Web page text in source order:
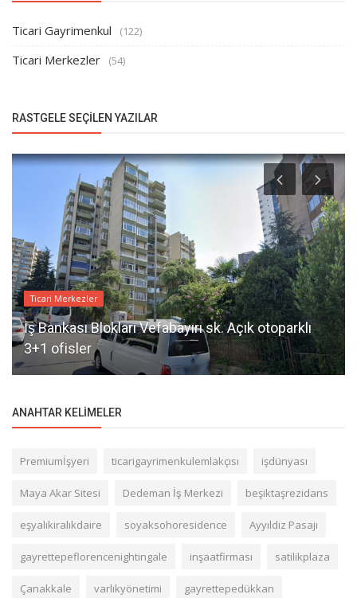
Ticari Gayrimenkul (122)
Ticari Merkezler (54)
RASTGELE SEÇILEN YAZILAR
Ticari Merkezler
İş Bankası Blokları Vefabayırı sk. Açık otoparklı
3+1 ofisler
ANAHTAR KELIMELER
Premiumİşyeri ticarigayrimenkulemlakçısı işdünyası
Maya Akar Sitesi Dedeman İş Merkezi beşiktaşrezidans
eşyalıkiralıkdaire soyaksohoresidence Ayyıldız Pasajı
gayrettepeflorencenightingale inşaatfirması satilikplaza
Çanakkale varlıkyönetimi gayrettepedükkan